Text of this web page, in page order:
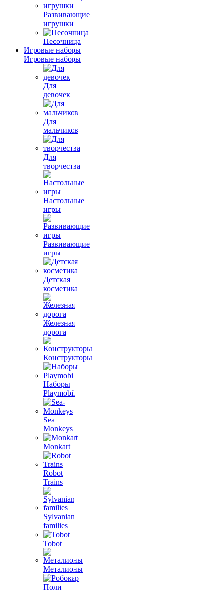
Развивающие
игрушки
Песочница
Игровые наборы
Игровые наборы
Для
девочек
Для
мальчиков
Для
творчества
Настольные
игры
Развивающие
игры
Детская
косметика
Железная
дорога
Конструкторы
Наборы
Playmobil
Sea-
Monkeys
Monkart
Robot
Trains
Sylvanian
families
Tobot
Металионы